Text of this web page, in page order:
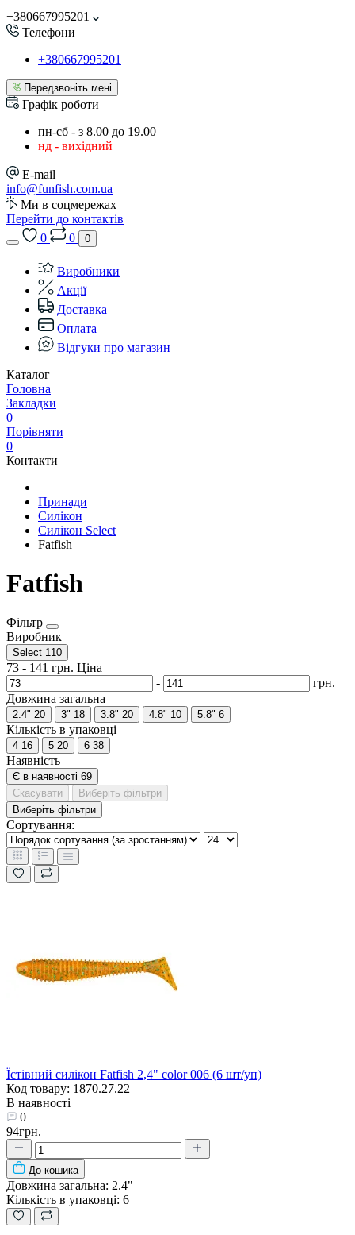
+380667995201
Телефони
+380667995201
Передзвоніть мені
Графік роботи
пн-сб - з 8.00 до 19.00
нд - вихідний
E-mail
info@funfish.com.ua
Ми в соцмережах
Перейти до контактів
0
0 0
Виробники
Акції
Доставка
Оплата
Відгуки про магазин
Каталог
Головна
Закладки
0
Порівняти
0
Контакти
Принади
Силікон
Силікон Select
Fatfish
Fatfish
Фільтр
Виробник
Select 110
73 - 141 грн. Ціна
-
грн.
Довжина загальна
2.4" 20 3" 18 3.8" 20 4.8" 10 5.8" 6
Кількість в упаковці
4 16 5 20 6 38
Наявність
Є в наявності 69
Скасувати
Виберіть фільтри
Виберіть фільтри
Сортування:
Їстівний силікон Fatfish 2,4" color 006 (6 шт/уп)
Код товару: 1870.27.22
В наявності
0
94грн.
До кошика
Довжина загальна: 2.4"
Кількість в упаковці: 6